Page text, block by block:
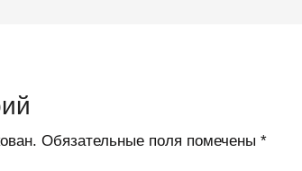
Обязательные поля помечены*